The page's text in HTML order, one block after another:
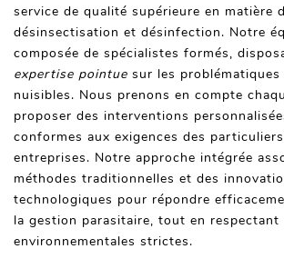
service de qualité supérieure en matière
désinsectisation et désinfection. Notre
composée de spécialistes formés,
expertise pointue sur les problématiques
nuisibles. Nous prenons en compte
proposer des interventions
conformes aux exigences des
entreprises. Notre approche intégrée
méthodes traditionnelles et des
technologiques pour répondre
la gestion parasitaire, tout en respectant
environnementales strictes.